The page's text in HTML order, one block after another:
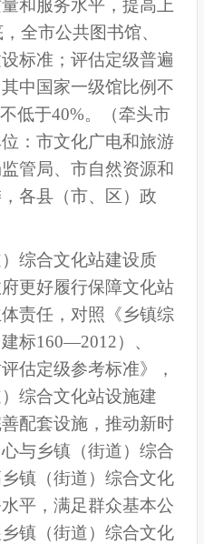
和服务水平，提高上
全市公共图书馆、
标准；评估定级普遍
中国家一级馆比例不
低于40%。
（牵头市
：市文化广电和旅游
管局、市自然资源和
各县（市、 区 ） 政
综合文化站建设质
更好履行保障文化站
责任，对照《乡镇综
标160—2012） 、
估定级参考标准》，
综合文化站设施建
配套设施，推动新时
与乡镇（街道）综合
镇（街道）综合文化
平，满足群众基本公
镇（街道）综合文化